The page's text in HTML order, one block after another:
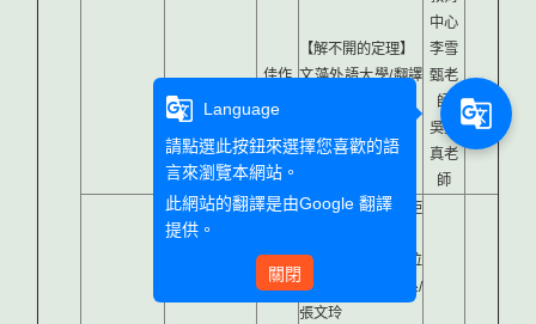
佳作
【解不開的定理】
文藻外語大學/翻譯
中心
李雪
甄老
師
吳宜
真老
師
【我們與餓的距
文藻外語大學/數位
內容應用與管理系/
張文玲
g_translate
Language
請點選此按鈕來選擇您喜歡的語
言來瀏覽本網站。
此網站的翻譯是由Google 翻譯
提供。
關閉
g_translate